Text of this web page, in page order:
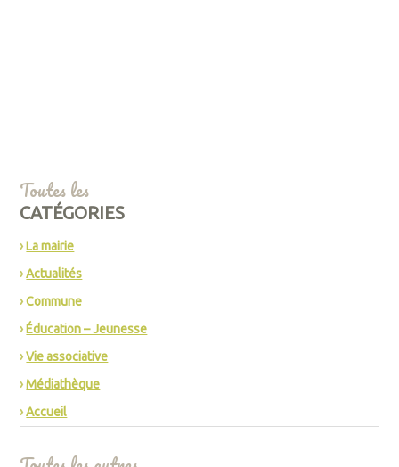
Toutes les
CATÉGORIES
La mairie
Actualités
Commune
Éducation – Jeunesse
Vie associative
Médiathèque
Accueil